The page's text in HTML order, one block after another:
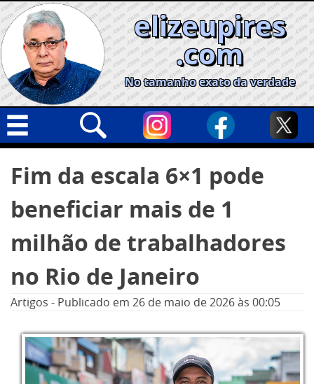
Skip
to
content
elizeupires
.com
No tamanho exato da verdade
Geral
Cidades
Política
Opinião
Informe especial
por:
Fim da escala 6×1 pode
beneficiar mais de 1
milhão de trabalhadores
no Rio de Janeiro
Artigos - Publicado em 26 de maio de 2026às 00:05